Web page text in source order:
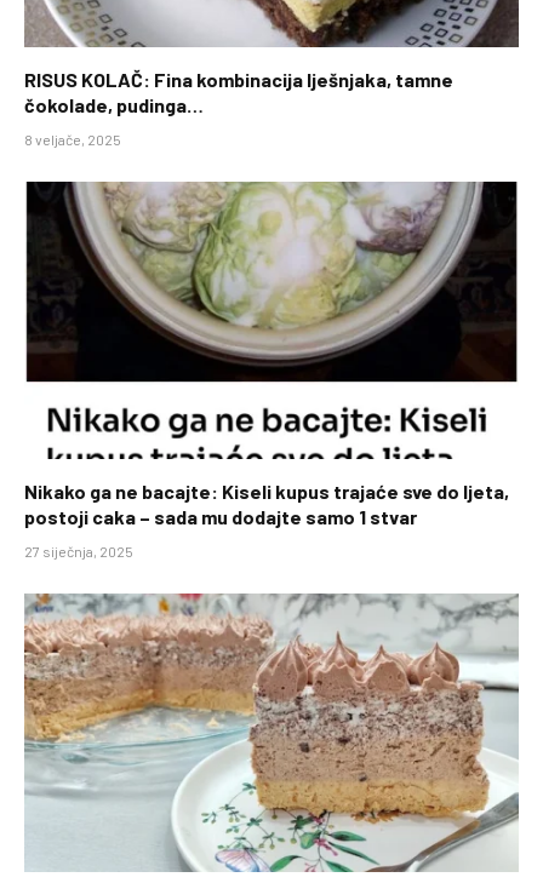
RISUS KOLAČ: Fina kombinacija lješnjaka, tamne
čokolade, pudinga…
8 veljače, 2025
Nikako ga ne bacajte: Kiseli kupus trajaće sve do ljeta,
postoji caka – sada mu dodajte samo 1 stvar
27 siječnja, 2025